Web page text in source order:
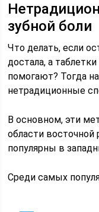
зубной боли
Что делать, если
достала, а
помогают? Тогда
нетрадиционные
В основном, эти
области
популярны в
Среди самых